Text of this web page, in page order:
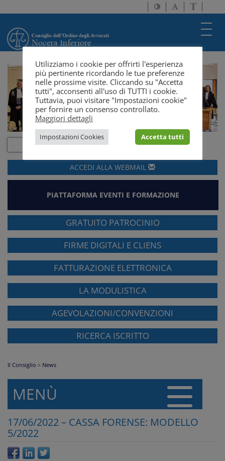
Attiva/disattiva
alto
Attiva/
dimensione
a
solo
ACCEDI ALLA WEBMAIL
PIATTAFORMA EVENTI E FORMAZIONE
GRATUITO PATROCINIO
FIRME DIGITALI E CLIENS
FATTURAZIONE ELETTRONICA
LA MODULISTICA
AGEVOLAZIONI/CONVENZIONI
RICERCA ISCRITTO
Il Consiglio > News
MENÙ
17/06/2022 – CASSA FORENSE: MODELLO
5/2022
Utilizziamo i cookie per offrirti l'esperienza
più pertinente ricordando le tue preferenze
nelle prossime visite. Cliccando su "Accetta
tutti", acconsenti all'uso di TUTTI i cookie.
Tuttavia, puoi visitare "Impostazioni cookie"
per fornire un consenso controllato.
Maggiori dettagli
Impostazioni Cookies Accetta tutti